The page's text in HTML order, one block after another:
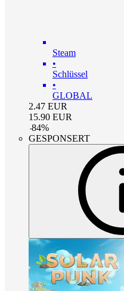
Steam
•
Schlüssel
•
GLOBAL
2.47 EUR
15.90 EUR
-84%
GESPONSERT